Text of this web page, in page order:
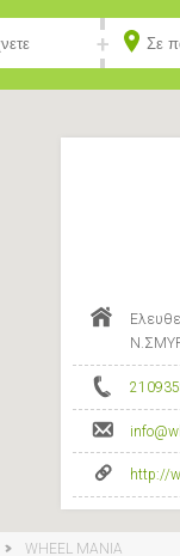
http://
WHEEL MANIA